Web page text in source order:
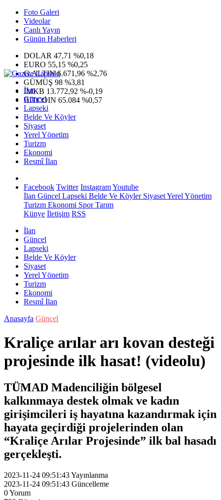
Foto Galeri
Videolar
Canlı Yayın
Günün Haberleri
DOLAR 47,71 %0,18
EURO 55,15 %0,25
G.ALTIN6.671,96 %2,76
GÜMÜŞ 98 %3,81
IMKB 13.772,92 %-0,19
BITCOIN 65.084 %0,57
İlan
Güncel
Lapseki
Belde Ve Köyler
Siyaset
Yerel Yönetim
Turizm
Ekonomi
Resmî İlan
Facebook Twitter InstagramYoutube
İlan Güncel Lapseki Belde Ve KöylerSiyasetYerel Yönetim
Turizm Ekonomi SporTarım
Künye İletişim RSS
İlan
Güncel
Lapseki
Belde Ve Köyler
Siyaset
Yerel Yönetim
Turizm
Ekonomi
Resmî İlan
Anasayfa Güncel
Kraliçe arılar arı kovan desteği
projesinde ilk hasat! (videolu)
TÜMAD Madenciliğin bölgesel
kalkınmaya destek olmak ve kadın
girişimcileri iş hayatına kazandırmak için
hayata geçirdiği projelerinden olan
“Kraliçe Arılar Projesinde” ilk bal hasadı
gerçekleşti.
2023-11-24 09:51:43Yayınlanma
2023-11-24 09:51:43 Güncelleme
0Yorum